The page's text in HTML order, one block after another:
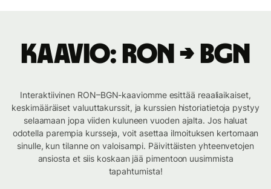
Kaavio: RON → BGN
Interaktiivinen RON–BGN-kaaviomme esittää reaaliaikaiset,
keskimääräiset valuuttakurssit, ja kurssien historiatietoja pystyy
selaamaan jopa viiden kuluneen vuoden ajalta. Jos haluat
odotella parempia kursseja, voit asettaa ilmoituksen kertomaan
sinulle, kun tilanne on valoisampi. Päivittäisten yhteenvetojen
ansiosta et siis koskaan jää pimentoon uusimmista
tapahtumista!